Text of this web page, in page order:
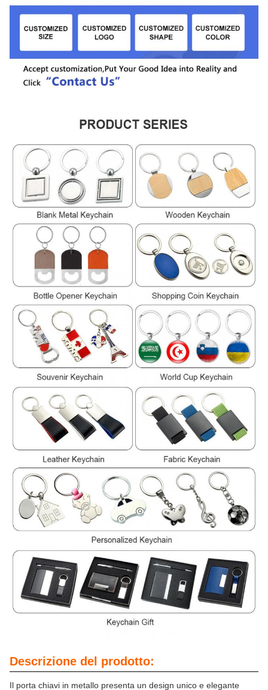
Descrizione del prodotto:
Il porta chiavi in metallo presenta un design unico e elegante